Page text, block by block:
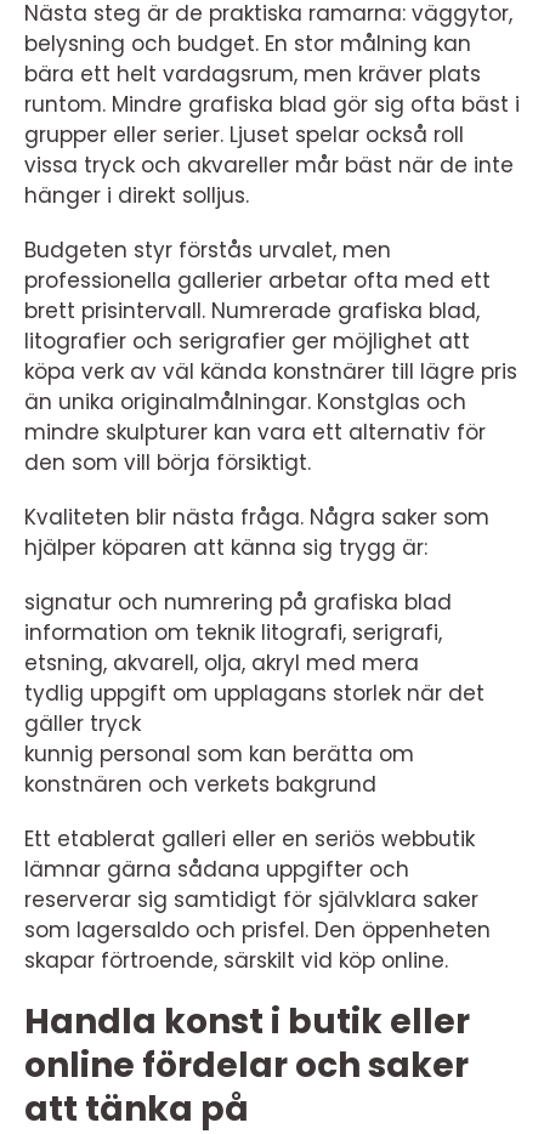
Nästa steg är de praktiska ramarna: väggytor,
belysning och budget. En stor målning kan
bära ett helt vardagsrum, men kräver plats
runtom. Mindre grafiska blad gör sig ofta bäst i
grupper eller serier. Ljuset spelar också roll
vissa tryck och akvareller mår bäst när de inte
hänger i direkt solljus.
Budgeten styr förstås urvalet, men
professionella gallerier arbetar ofta med ett
brett prisintervall. Numrerade grafiska blad,
litografier och serigrafier ger möjlighet att
köpa verk av väl kända konstnärer till lägre pris
än unika originalmålningar. Konstglas och
mindre skulpturer kan vara ett alternativ för
den som vill börja försiktigt.
Kvaliteten blir nästa fråga. Några saker som
hjälper köparen att känna sig trygg är:
signatur och numrering på grafiska blad
information om teknik litografi, serigrafi,
etsning, akvarell, olja, akryl med mera
tydlig uppgift om upplagans storlek när det
gäller tryck
kunnig personal som kan berätta om
konstnären och verkets bakgrund
Ett etablerat galleri eller en seriös webbutik
lämnar gärna sådana uppgifter och
reserverar sig samtidigt för självklara saker
som lagersaldo och prisfel. Den öppenheten
skapar förtroende, särskilt vid köp online.
Handla konst i butik eller
online fördelar och saker
att tänka på